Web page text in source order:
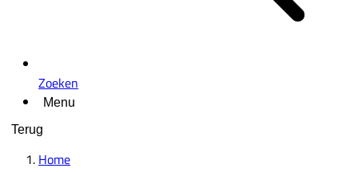
Zoeken
Menu
Terug
Home